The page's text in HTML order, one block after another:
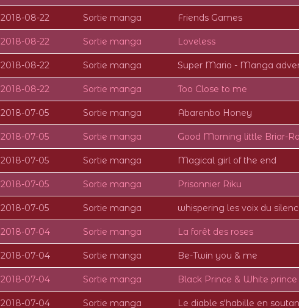
2018-08-22 Sortie manga Friends Games
2018-08-22 Sortie manga Loveless
2018-08-22 Sortie manga Super Mario - Manga
2018-08-22 Sortie manga Too Close to me
2018-07-05 Sortie manga Abarenbo Honey
2018-07-05 Sortie manga Good Morning little Briar-
2018-07-05 Sortie manga Magical girl of the end
2018-07-05 Sortie manga Prisonnier Riku
2018-07-05 Sortie manga whispering les voix du
2018-07-04 Sortie manga La forêt des roses
2018-07-04 Sortie manga Be-Twin you & me
2018-07-04 Sortie manga Black Prince & White prince
2018-07-04 Sortie manga Le diable s'habille en